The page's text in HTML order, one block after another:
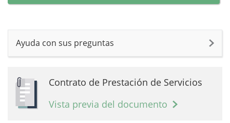
Ayuda con sus preguntas
Contrato de Prestación de Servicios
Vista previa del documento